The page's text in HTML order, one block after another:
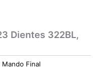
Dientes 322BL,
Mando Final